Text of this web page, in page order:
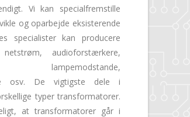
Vi kan specialfremstille
og oparbejde eksisterende
specialister kan producere
audioforstærkere,
lampemodstande,
osv. De vigtigste dele i
typer transformatorer.
at transformatorer går i